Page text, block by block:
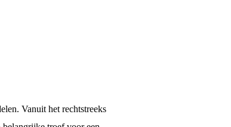
Vanuit het rechtstreeks